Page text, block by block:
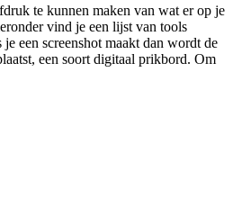
te kunnen maken van wat er op je
vind je een lijst van tools
een screenshot maakt dan wordt de
een soort digitaal prikbord. Om